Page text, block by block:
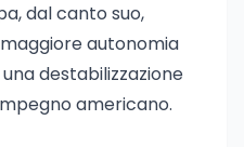
dal canto suo,
autonomia
destabilizzazione
americano.